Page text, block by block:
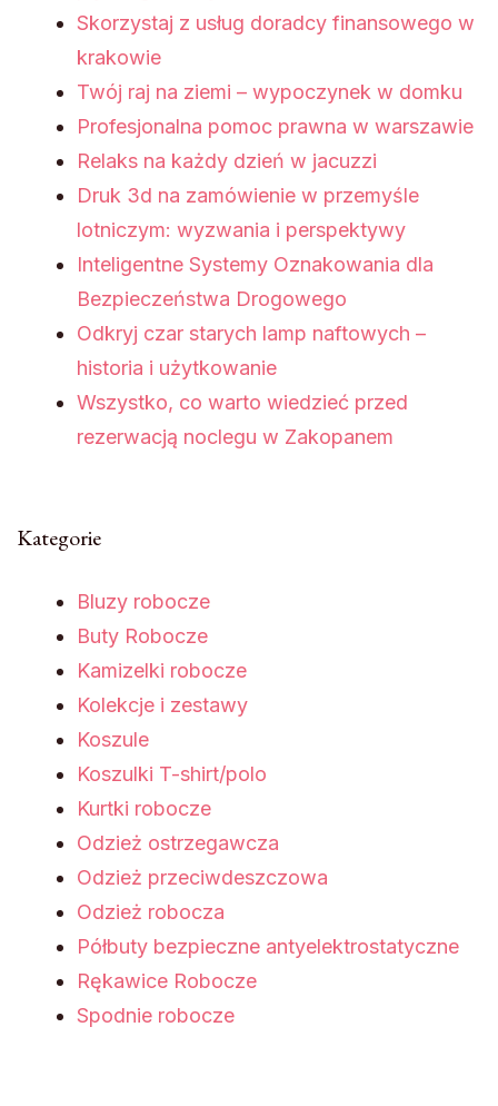
Skorzystaj z usług doradcy finansowego w
krakowie
Twój raj na ziemi – wypoczynek w domku
Profesjonalna pomoc prawna w warszawie
Relaks na każdy dzień w jacuzzi
Druk 3d na zamówienie w przemyśle
lotniczym: wyzwania i perspektywy
Inteligentne Systemy Oznakowania dla
Bezpieczeństwa Drogowego
Odkryj czar starych lamp naftowych –
historia i użytkowanie
Wszystko, co warto wiedzieć przed
rezerwacją noclegu w Zakopanem
Kategorie
Bluzy robocze
Buty Robocze
Kamizelki robocze
Kolekcje i zestawy
Koszule
Koszulki T-shirt/polo
Kurtki robocze
Odzież ostrzegawcza
Odzież przeciwdeszczowa
Odzież robocza
Półbuty bezpieczne antyelektrostatyczne
Rękawice Robocze
Spodnie robocze